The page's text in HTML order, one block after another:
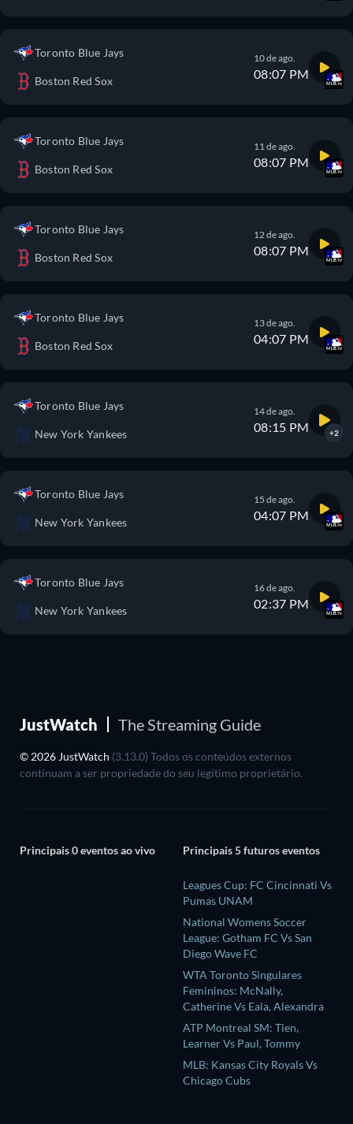
Toronto Blue Jays
Boston Red Sox
10 de ago.
08:07 PM
Toronto Blue Jays
Boston Red Sox
11 de ago.
08:07 PM
Toronto Blue Jays
Boston Red Sox
12 de ago.
08:07 PM
Toronto Blue Jays
Boston Red Sox
13 de ago.
04:07 PM
Toronto Blue Jays
New York Yankees
14 de ago.
08:15 PM +2
Toronto Blue Jays
New York Yankees
15 de ago.
04:07 PM
Toronto Blue Jays
New York Yankees
16 de ago.
02:37 PM
JustWatch The Streaming Guide
© 2026 JustWatch (3.13.0) Todos os conteúdos externos
continuam a ser propriedade do seu legítimo proprietário.
Principais 0 eventos ao vivo Principais 5 futuros eventos
Leagues Cup: FC Cincinnati Vs
Pumas UNAM
National Womens Soccer
League: Gotham FC Vs San
Diego Wave FC
WTA Toronto Singulares
Femininos: McNally,
Catherine Vs Eala, Alexandra
ATP Montreal SM: Tien,
Learner Vs Paul, Tommy
MLB: Kansas City Royals Vs
Chicago Cubs